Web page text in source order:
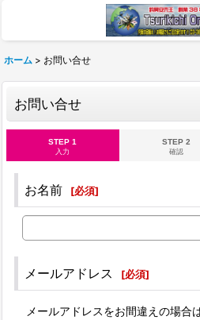
ホーム > お問い合せ
お問い合せ
STEP 1
入力
STEP 2
確認
お名前 [必須]
メールアドレス [必須]
メールアドレスをお間違えの場合